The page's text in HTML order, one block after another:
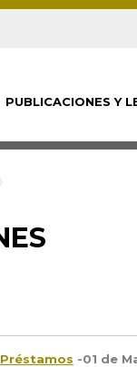
PUBLICACIONES Y
-01 de